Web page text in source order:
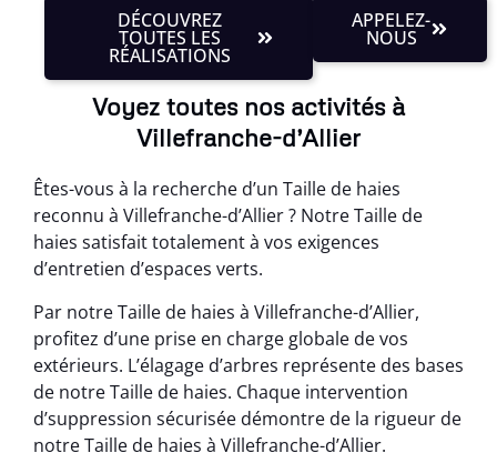
DÉCOUVREZ
TOUTES LES
RÉALISATIONS
APPELEZ-
NOUS
Voyez toutes nos activités à
Villefranche-d’Allier
Êtes-vous à la recherche d’un Taille de haies
reconnu à Villefranche-d’Allier ? Notre Taille de
haies satisfait totalement à vos exigences
d’entretien d’espaces verts.
Par notre Taille de haies à Villefranche-d’Allier,
profitez d’une prise en charge globale de vos
extérieurs. L’élagage d’arbres représente des bases
de notre Taille de haies. Chaque intervention
d’suppression sécurisée démontre de la rigueur de
notre Taille de haies à Villefranche-d’Allier.